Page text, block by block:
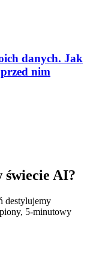
danych. Jak
nim
świecie AI?
destylujemy
5-minutowy